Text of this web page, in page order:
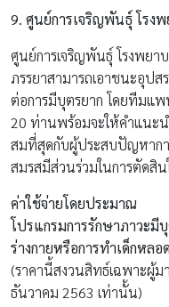
ร่างกายหรือการทำเด็กหลอ
(ราคานี้สงวนสิทธ์เฉพาะผู้
ธันวาคม 2563 เท่านั้น)
โปรแกรมการแช่แข็งเก็บรั
200,000 บาท (ราคานี้สงว
เมษายน ถึง 31 ธันวาคม
ศูนย์การเจริญพันธุ์ โรงพยาบ
เลขที่ 33 สุขุมวิท ซอย 3 เ
อาคารโรงพยาบาลบำรุงร
เวลาทำการ :วันจันทร์-เสา
17.00 น.